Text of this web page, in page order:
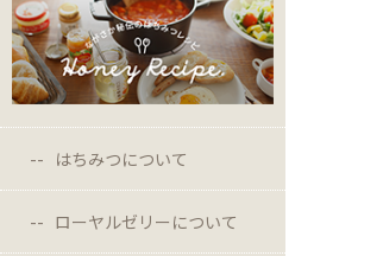
はちみつについて
ローヤルゼリーについて